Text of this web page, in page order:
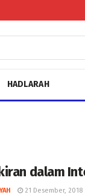
HADLARAH
dalam
21 Desember, 2018